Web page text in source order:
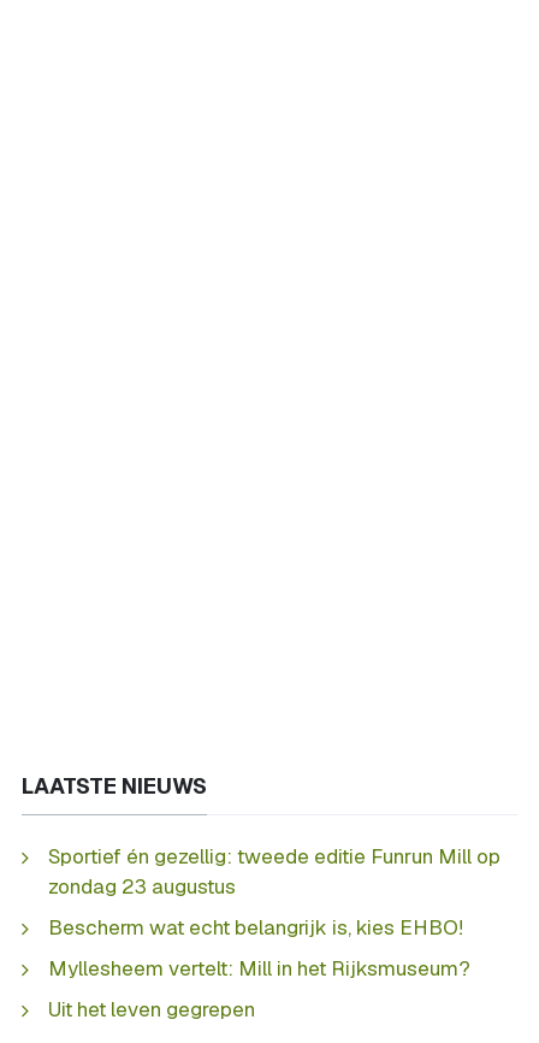
LAATSTE NIEUWS
Sportief én gezellig: tweede editie Funrun Mill op
zondag 23 augustus
Bescherm wat echt belangrijk is, kies EHBO!
Myllesheem vertelt: Mill in het Rijksmuseum?
Uit het leven gegrepen